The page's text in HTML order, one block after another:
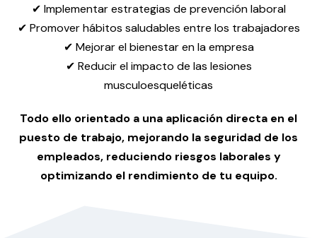
✔ Implementar estrategias de prevención laboral
✔ Promover hábitos saludables entre los trabajadores
✔ Mejorar el bienestar en la empresa
✔ Reducir el impacto de las lesiones
musculoesqueléticas
Todo ello orientado a una aplicación directa en el
puesto de trabajo, mejorando la seguridad de los
empleados, reduciendo riesgos laborales y
optimizando el rendimiento de tu equipo.